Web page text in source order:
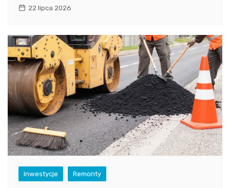
22 lipca 2026
Inwestycje Remonty